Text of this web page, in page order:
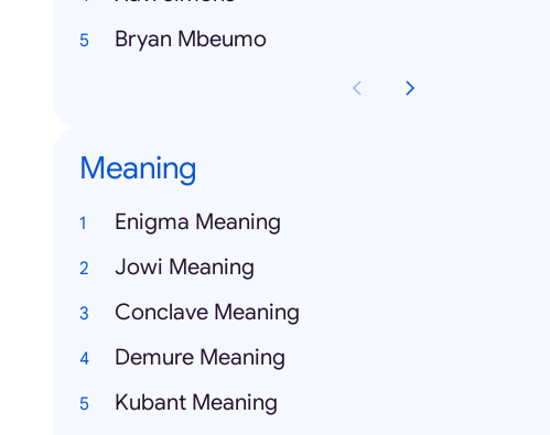
Bryan Mbeumo
Meaning
Enigma Meaning
Jowi Meaning
Conclave Meaning
Demure Meaning
Kubant Meaning